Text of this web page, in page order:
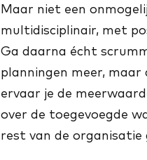
Maar niet een
multidisciplinair, met
Ga daarna écht
planningen meer,
ervaar je de
over de toegevoegde
rest van de